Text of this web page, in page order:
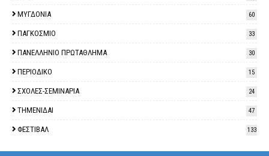
ΜΥΓΔΟΝΙΑ 60
ΠΑΓΚΟΣΜΙΟ 33
ΠΑΝΕΛΛΗΝΙΟ ΠΡΩΤΑΘΛΗΜΑ 30
ΠΕΡΙΟΔΙΚΟ 15
ΣΧΟΛΕΣ-ΣΕΜΙΝΑΡΙΑ 24
ΤΗΜΕΝΙΔΑΙ 47
ΦΕΣΤΙΒΑΛ 133